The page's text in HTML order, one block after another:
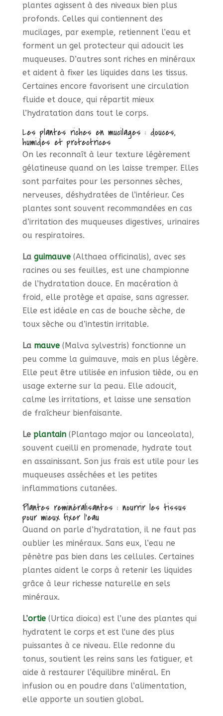
plantes agissent à des niveaux bien plus
profonds. Celles qui contiennent des
mucilages, par exemple, retiennent l’eau et
forment un gel protecteur qui adoucit les
muqueuses. D’autres sont riches en minéraux
et aident à fixer les liquides dans les tissus.
Certaines encore favorisent une circulation
fluide et douce, qui répartit mieux
l’hydratation dans tout le corps.
Les plantes riches en mucilages : douces,
humides et protectrices
On les reconnaît à leur texture légèrement
gélatineuse quand on les laisse tremper. Elles
sont parfaites pour les personnes sèches,
nerveuses, déshydratées de l’intérieur. Ces
plantes sont souvent recommandées en cas
d’irritation des muqueuses digestives, urinaires
ou respiratoires.
La guimauve(Althaea officinalis), avec ses
racines ou ses feuilles, est une championne
de l’hydratation douce. En macération à
froid, elle protège et apaise, sans agresser.
Elle est idéale en cas de bouche sèche, de
toux sèche ou d’intestin irritable.
La mauve(Malva sylvestris) fonctionne un
peu comme la guimauve, mais en plus légère.
Elle peut être utilisée en infusion tiède, ou en
usage externe sur la peau. Elle adoucit,
calme les irritations, et laisse une sensation
de fraîcheur bienfaisante.
Le plantain(Plantago major ou lanceolata),
souvent cueilli en promenade, hydrate tout
en assainissant. Son jus frais est utile pour les
muqueuses asséchées et les petites
inflammations cutanées.
Plantes reminéralisantes : nourrir les tissus
pour mieux fixer l’eau
Quand on parle d’hydratation, il ne faut pas
oublier les minéraux. Sans eux, l’eau ne
pénètre pas bien dans les cellules. Certaines
plantes aident le corps à retenir les liquides
grâce à leur richesse naturelle en sels
minéraux.
L’ortie(Urtica dioica) est l’une des plantes qui
hydratent le corps et est l'une des plus
puissantes à ce niveau. Elle redonne du
tonus, soutient les reins sans les fatiguer, et
aide à restaurer l’équilibre minéral. En
infusion ou en poudre dans l’alimentation,
elle apporte un soutien global.